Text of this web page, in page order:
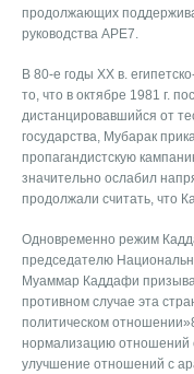
продолжающих
руководства АРЕ7.
В 80-е годы XX в.
то, что в октябре 1981 г.
дистанцировавшийся от
государства, Мубарак
пропагандистскую
значительно ослабил
продолжали считать, что
Одновременно режим
председателю
Муаммар Каддафи
противном случае эта
политическом
нормализацию отношений
улучшение отношений с